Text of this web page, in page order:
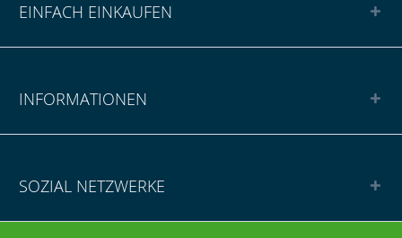
EINFACH EINKAUFEN
INFORMATIONEN
SOZIAL NETZWERKE